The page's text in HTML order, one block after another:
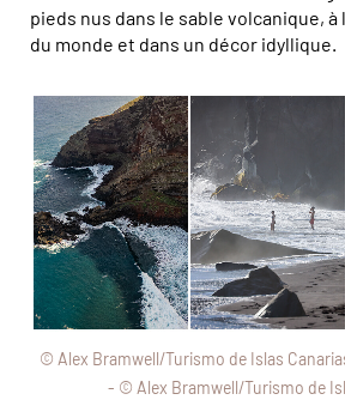
pieds nus dans le sable volcanique,
du monde et dans un décor idyllique.
© Alex Bramwell/Turismo de Islas
- © Alex Bramwell/Turismo de